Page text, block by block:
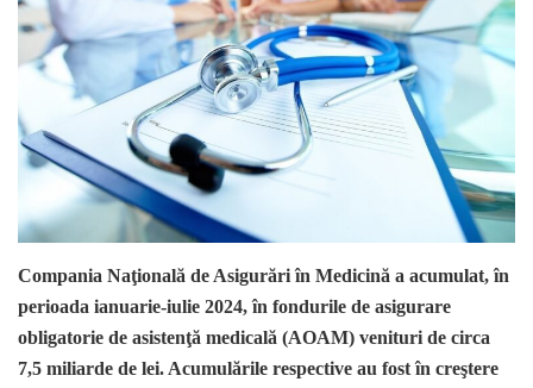
Compania Naţională de Asigurări în Medicină a acumulat, în
perioada ianuarie-iulie 2024, în fondurile de asigurare
obligatorie de asistenţă medicală (AOAM) venituri de circa
7,5 miliarde de lei. Acumulările respective au fost în creştere